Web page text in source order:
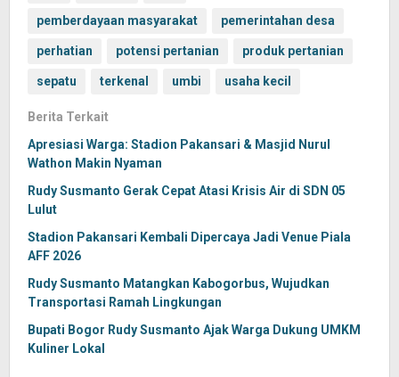
pemberdayaan masyarakat pemerintahan desa
perhatian potensi pertanian produk pertanian
sepatu terkenal umbi usaha kecil
Berita Terkait
Apresiasi Warga: Stadion Pakansari & Masjid Nurul
Wathon Makin Nyaman
Rudy Susmanto Gerak Cepat Atasi Krisis Air di SDN 05
Lulut
Stadion Pakansari Kembali Dipercaya Jadi Venue Piala
AFF 2026
Rudy Susmanto Matangkan Kabogorbus, Wujudkan
Transportasi Ramah Lingkungan
Bupati Bogor Rudy Susmanto Ajak Warga Dukung UMKM
Kuliner Lokal